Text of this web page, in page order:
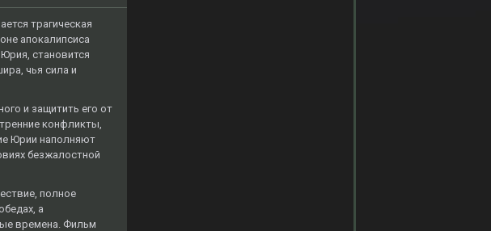
трагическая
апокалипсиса
становится
чья сила и
и защитить его от
конфликты,
Юрии наполняют
безжалостной
полное
а
времена. Фильм